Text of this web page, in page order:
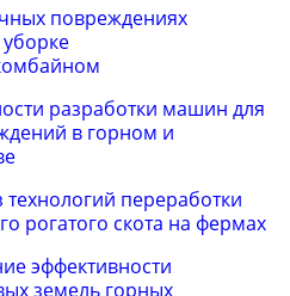
повреждениях
разработки машин для
в горном и
технологий переработки
рогатого скота на фермах
эффективности
земель горных